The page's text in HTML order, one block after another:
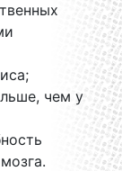
чем у